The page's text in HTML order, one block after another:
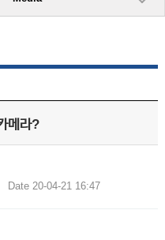
메라?
Date 20-04-21 16:47